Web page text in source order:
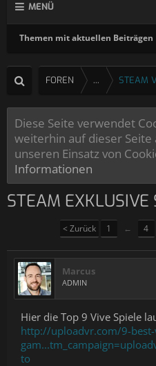
MENÜ
Themen mit aktuellen Beiträgen
FOREN ... STEAM
Diese Seite verwendet
weiterhin auf dieser
unseren Einsatz von
Informationen
STEAM EXKLUSIVE
< Zurück 1 ← 4
Marcus
ADMIN
Hier die Top 9 Vive Spiele
http://uploadvr.com/9-best-
to